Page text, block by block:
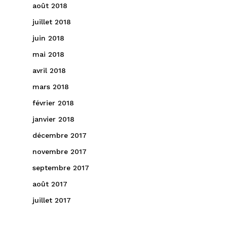
août 2018
juillet 2018
juin 2018
mai 2018
avril 2018
mars 2018
février 2018
janvier 2018
décembre 2017
novembre 2017
septembre 2017
août 2017
juillet 2017